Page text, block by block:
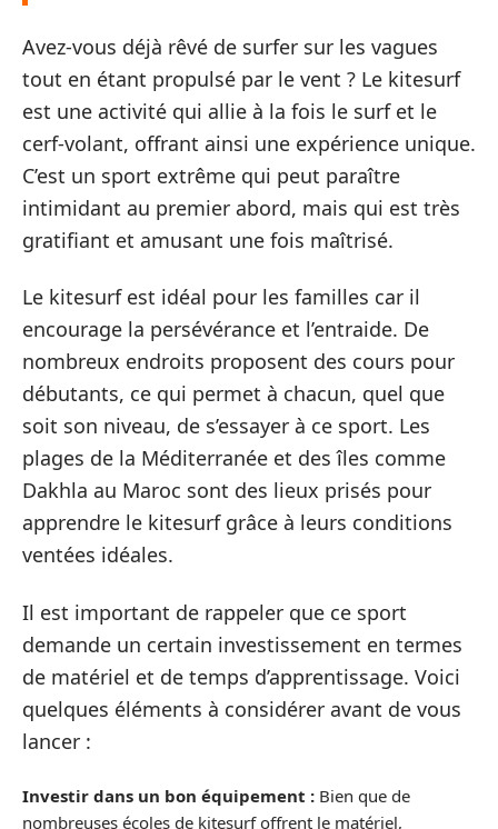
Avez-vous déjà rêvé de surfer sur les vagues
tout en étant propulsé par le vent ? Le kitesurf
est une activité qui allie à la fois le surf et le
cerf-volant, offrant ainsi une expérience unique.
C’est un sport extrême qui peut paraître
intimidant au premier abord, mais qui est très
gratifiant et amusant une fois maîtrisé.
Le kitesurf est idéal pour les familles car il
encourage la persévérance et l’entraide. De
nombreux endroits proposent des cours pour
débutants, ce qui permet à chacun, quel que
soit son niveau, de s’essayer à ce sport. Les
plages de la Méditerranée et des îles comme
Dakhla au Maroc sont des lieux prisés pour
apprendre le kitesurf grâce à leurs conditions
ventées idéales.
Il est important de rappeler que ce sport
demande un certain investissement en termes
de matériel et de temps d’apprentissage. Voici
quelques éléments à considérer avant de vous
lancer :
Investir dans un bon équipement : Bien que de
nombreuses écoles de kitesurf offrent le matériel,